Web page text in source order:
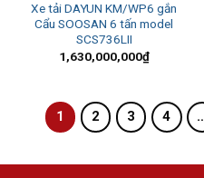
Xe tải DAYUN KM/WP6 gắn
Cẩu SOOSAN 6 tấn model
SCS736LII
1,630,000,000₫
1 2 3 4